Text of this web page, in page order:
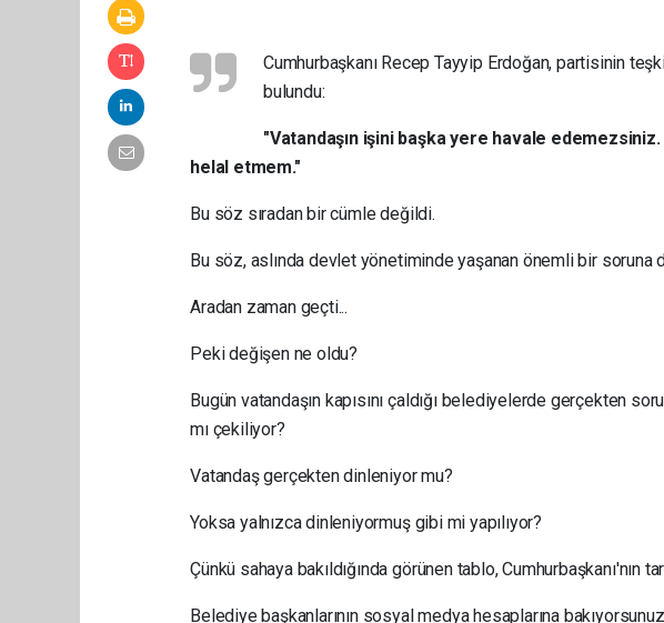
Cumhurbaşkanı Recep Tayyip Erdoğan, partisinin
bulundu:
"Vatandaşın işini başka yere havale edemezsiniz.
helal etmem."
Bu söz sıradan bir cümle değildi.
Bu söz, aslında devlet yönetiminde yaşanan önemli bir soruna
Aradan zaman geçti...
Peki değişen ne oldu?
Bugün vatandaşın kapısını çaldığı belediyelerde gerçekten
mı çekiliyor?
Vatandaş gerçekten dinleniyor mu?
Yoksa yalnızca dinleniyormuş gibi mi yapılıyor?
Çünkü sahaya bakıldığında görünen tablo, Cumhurbaşkanı'nın
Belediye başkanlarının sosyal medya hesaplarına